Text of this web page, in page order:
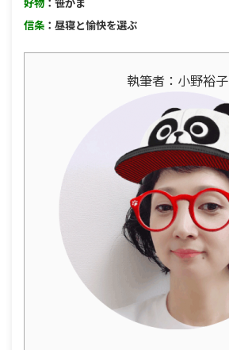
信条 ：昼寝と愉快を選ぶ
執筆者：小野裕子